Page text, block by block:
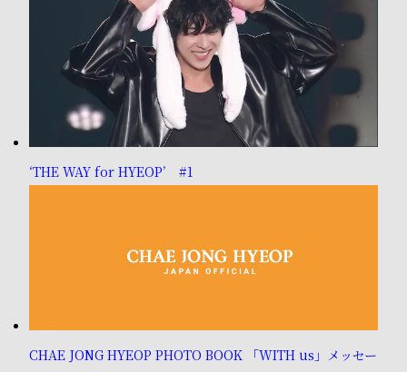
‘THE WAY for HYEOP’ #1
CHAE JONG HYEOP PHOTO BOOK 「WITH us」メッセー